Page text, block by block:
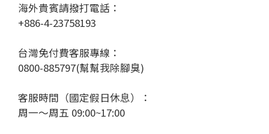
海外貴賓請撥打電話：
+886-4-23758193
台灣免付費客服專線：
0800-885797(幫幫我除腳臭)
客服時間（國定假日休息）：
周一～周五 09:00~17:00